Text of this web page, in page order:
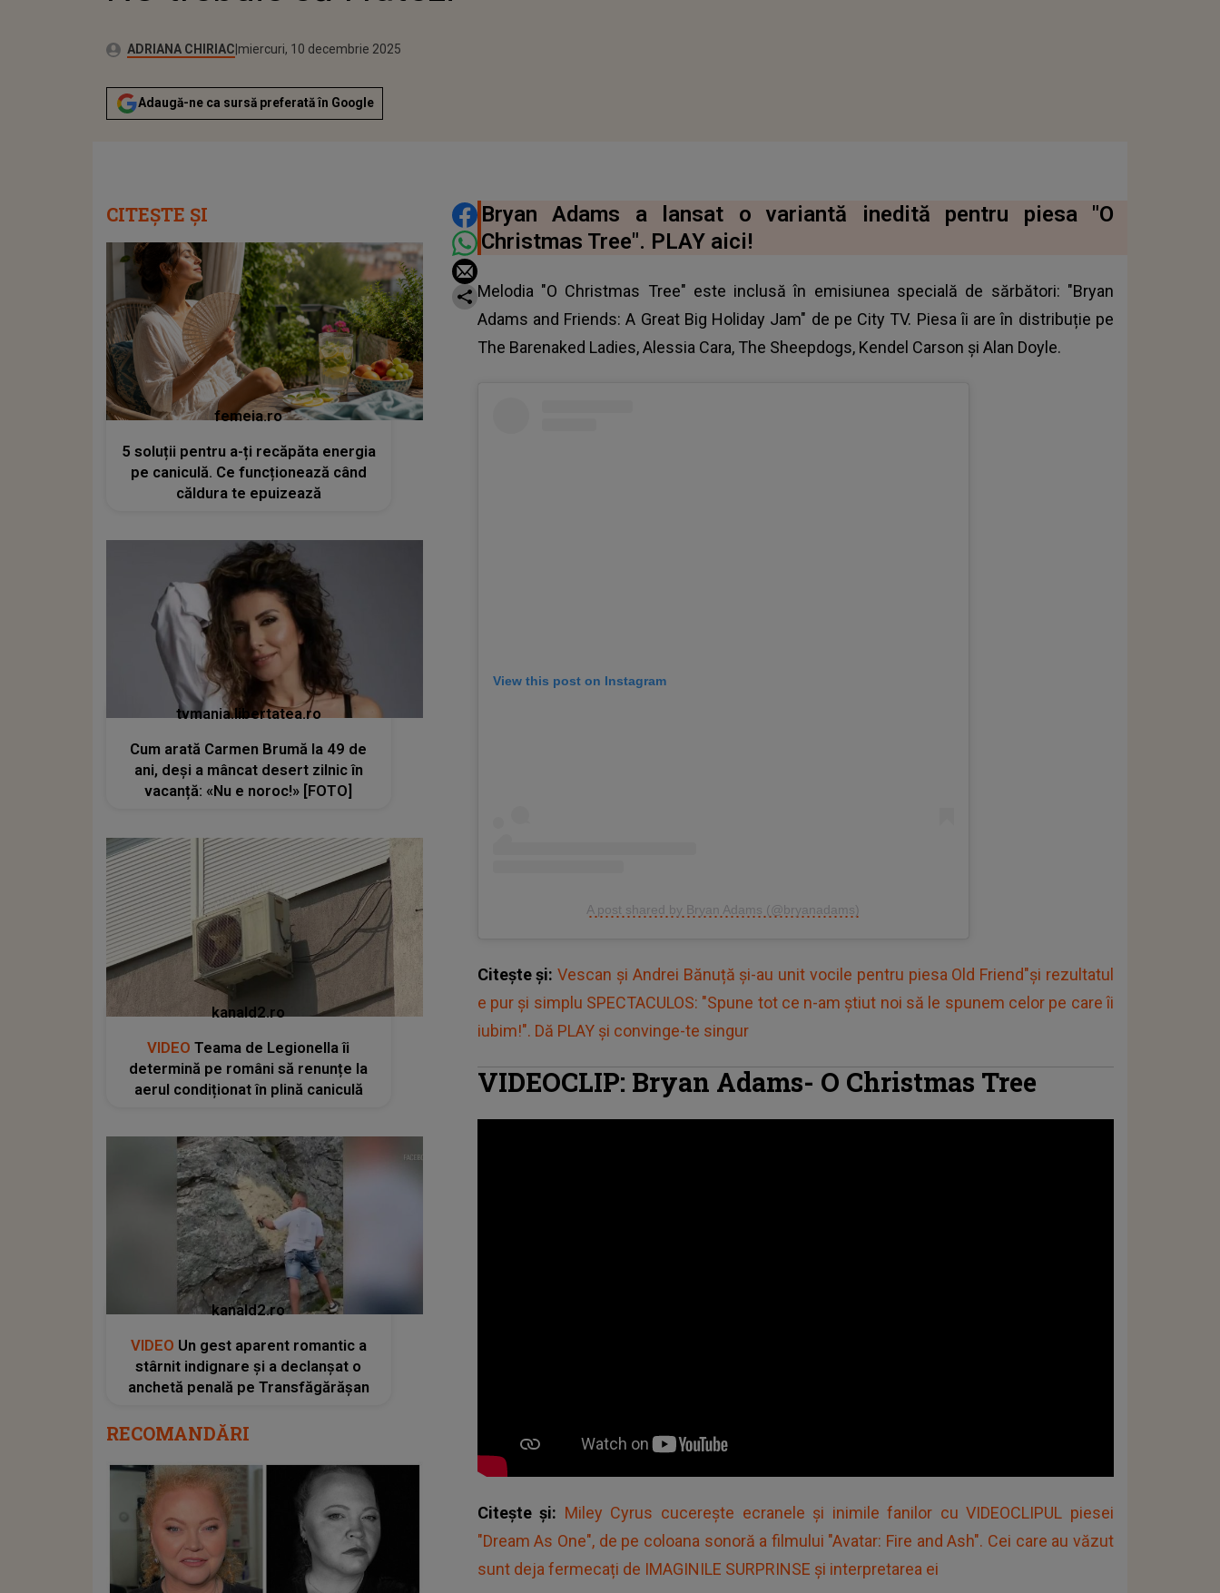
Autor:ADRIANA CHIRIACPublicat:
miercuri, 10 decembrie 2025
Actualizat:
miercuri, 10 decembrie 2025
Adaugă-ne ca sursă preferată în Google
DISTRIBUIE ARTICOLUL
Bryan Adams a lansat o variantă inedită pentru piesa "O
Christmas Tree". PLAY aici!
Melodia "O Christmas Tree" este inclusă în emisiunea specială de sărbători: "Bryan
Adams and Friends: A Great Big Holiday Jam" de pe City TV. Piesa îi are în distribuție pe
The Barenaked Ladies, Alessia Cara, The Sheepdogs, Kendel Carson și Alan Doyle.
View this post on Instagram
A post shared by Bryan Adams (@bryanadams)
Citește și:Vescan și Andrei Bănuță și-au unit vocile pentru piesa Old Friend"și rezultatul
e pur și simplu SPECTACULOS: "Spune tot ce n-am știut noi să le spunem celor pe care îi
iubim!". Dă PLAY și convinge-te singur
VIDEOCLIP: Bryan Adams- O Christmas Tree
Citește și: Miley Cyrus cucerește ecranele și inimile fanilor cu VIDEOCLIPUL piesei
"Dream As One", de pe coloana sonoră a filmului "Avatar: Fire and Ash". Cei care au văzut
sunt deja fermecați de IMAGINILE SURPRINSE și interpretarea ei
CITEȘTE ȘI
femeia.ro
5 soluții pentru a-ți recăpăta energia
pe caniculă. Ce funcționează când
căldura te epuizează
tvmania.libertatea.ro
Cum arată Carmen Brumă la 49 de
ani, deși a mâncat desert zilnic în
vacanță: «Nu e noroc!» [FOTO]
kanald2.ro
VIDEO Teama de Legionella îi
determină pe români să renunțe la
aerul condiționat în plină caniculă
kanald2.ro
VIDEO Un gest aparent romantic a
stârnit indignare și a declanșat o
anchetă penală pe Transfăgărășan
RECOMANDĂRI